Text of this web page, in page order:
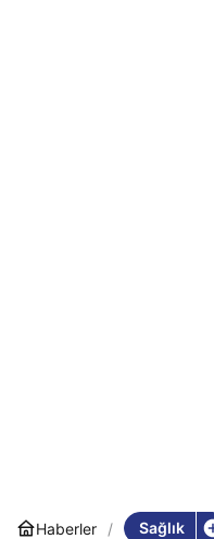
Haberler Sağlık